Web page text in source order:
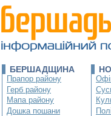
БЕРШАДЩИНА
Прапор району
Герб району
Мапа району
Дошка пошани